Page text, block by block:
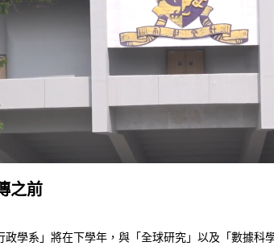
之前
政學系」將在下學年，與「全球研究」以及「數據科